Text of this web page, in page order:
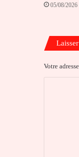
05/08/2026
Votre